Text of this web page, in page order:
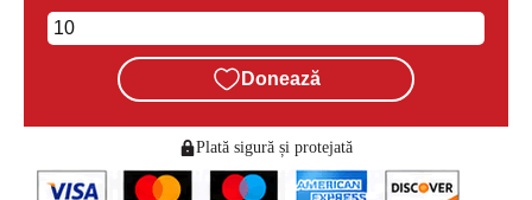
Donează
Plată sigură și protejată